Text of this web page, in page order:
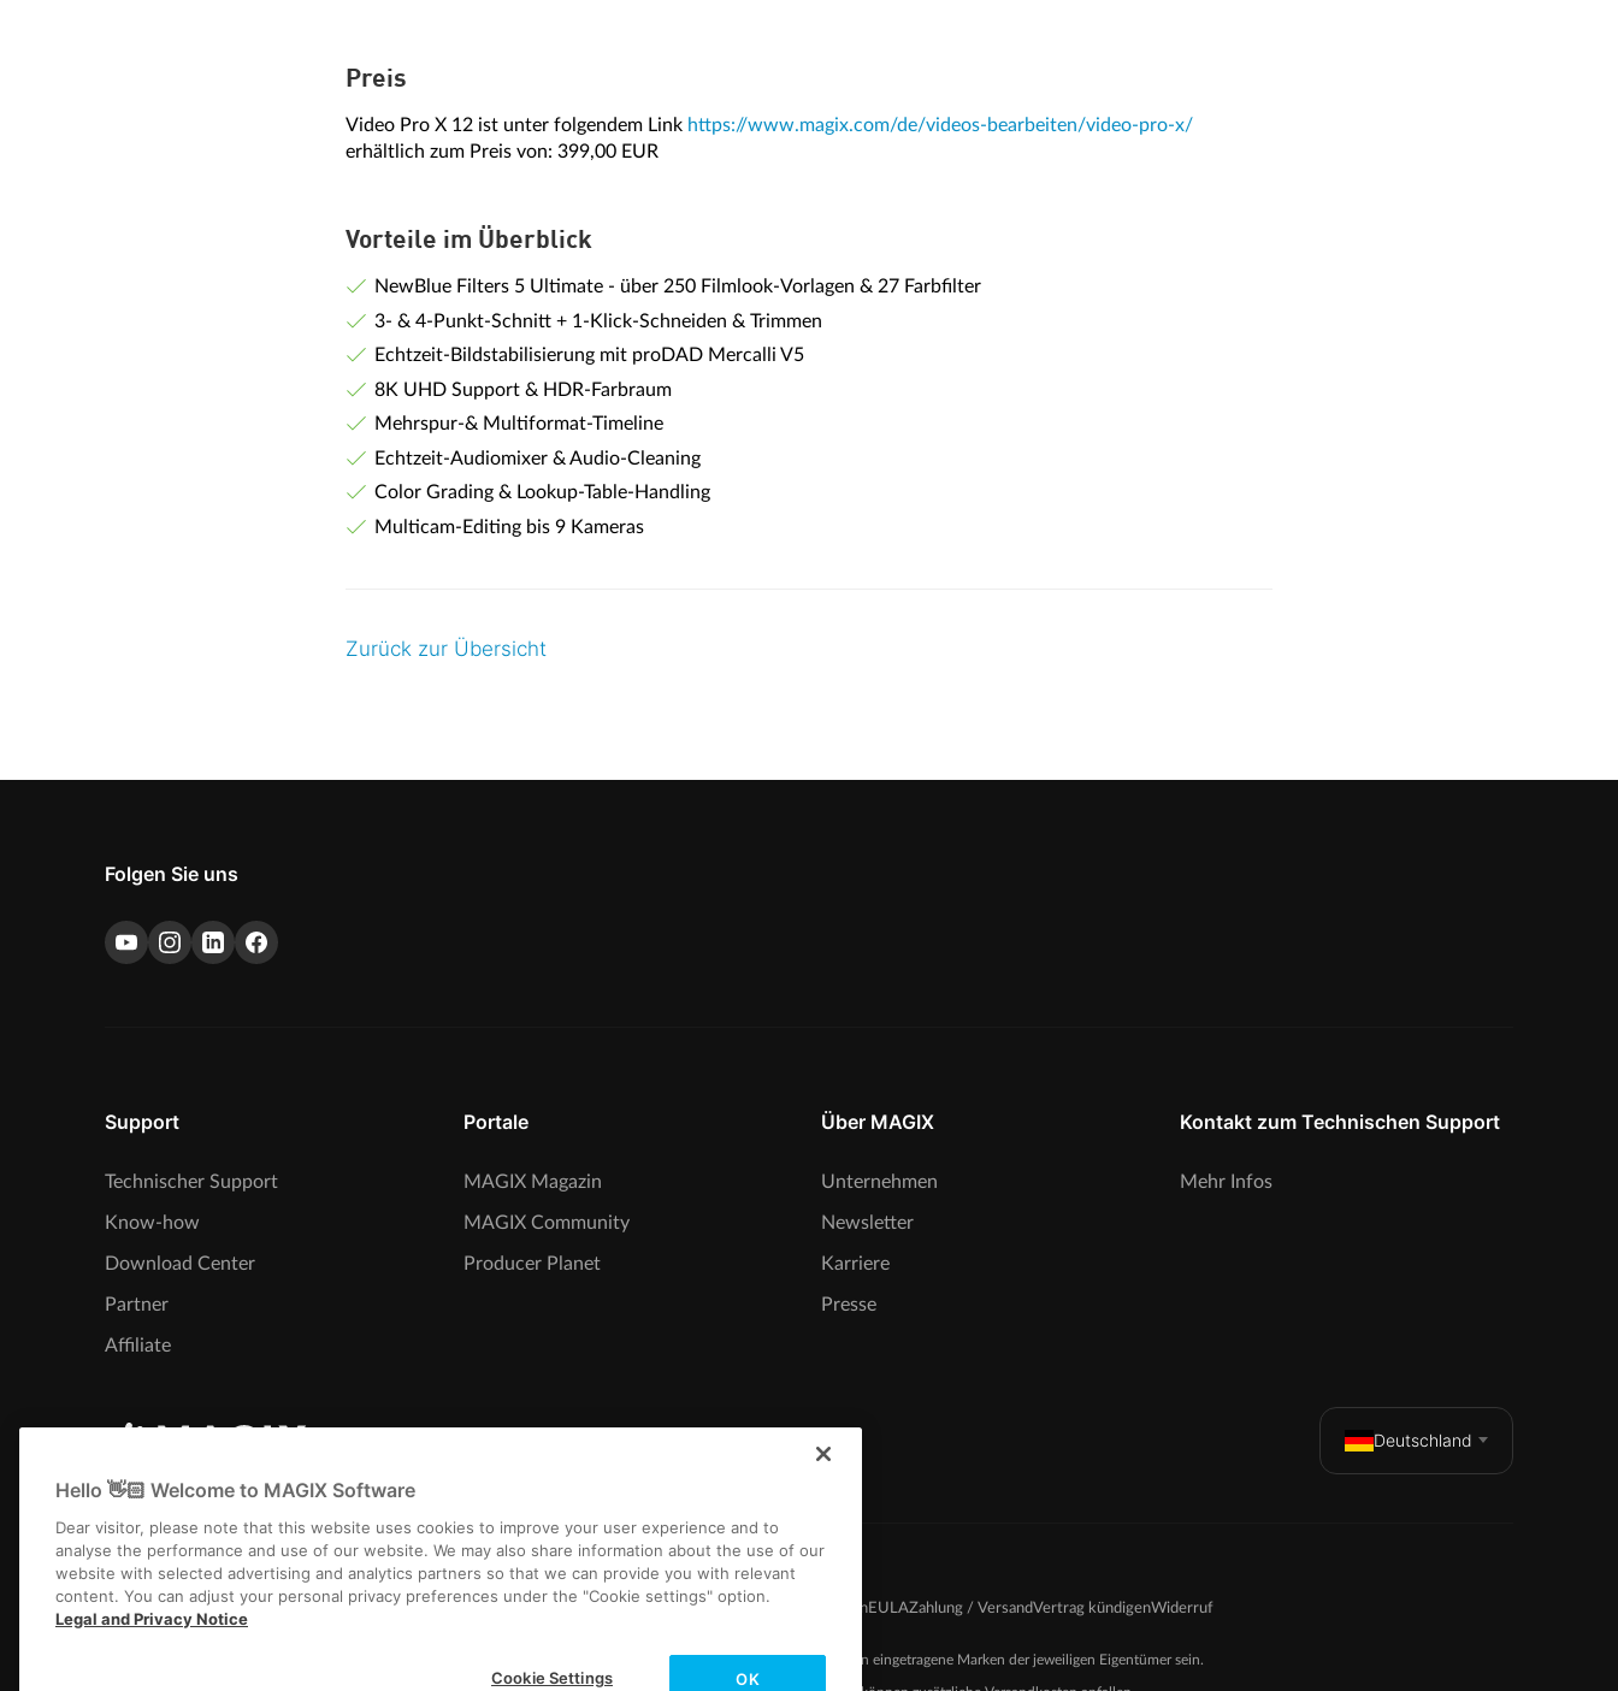
Preis
Video Pro X 12 ist unter folgendem Link https://www.magix.com/de/videos-bearbeiten/video-pro-x/
erhältlich zum Preis von: 399,00 EUR
Vorteile im Überblick
NewBlue Filters 5 Ultimate - über 250 Filmlook-Vorlagen & 27 Farbfilter
3- & 4-Punkt-Schnitt + 1-Klick-Schneiden & Trimmen
Echtzeit-Bildstabilisierung mit proDAD Mercalli V5
8K UHD Support & HDR-Farbraum
Mehrspur-& Multiformat-Timeline
Echtzeit-Audiomixer & Audio-Cleaning
Color Grading & Lookup-Table-Handling
Multicam-Editing bis 9 Kameras
Zurück zur Übersicht
Folgen Sie uns
Support
Technischer Support
Know-how
Download Center
Partner
Affiliate
Portale
MAGIX Magazin
MAGIX Community
Producer Planet
Über MAGIX
Unternehmen
Newsletter
Karriere
Presse
Kontakt zum Technischen Support
Mehr Infos
Deutschland
Impressum Datenschutz Cookie-EinstellungenEULAZahlung / VersandVertrag kündigenWiderruf
Copyright © 2003-2026 MAGIX. Die genannten Produktnamen können eingetragene Marken der jeweiligen Eigentümer sein.
Hello 👋🏻 Welcome to MAGIX Software
Dear visitor, please note that this website uses cookies to improve your user experience and to
analyse the performance and use of our website. We may also share information about the use of our
website with selected advertising and analytics partners so that we can provide you with relevant
content. You can adjust your personal privacy preferences under the "Cookie settings" option.
Legal and Privacy Notice
OK
Cookie Settings